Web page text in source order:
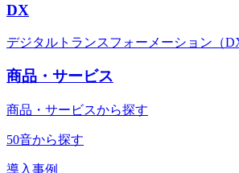
DX
デジタルトランスフォーメーション（
商品・サービス
商品・サービスから探す
50音から探す
導入事例